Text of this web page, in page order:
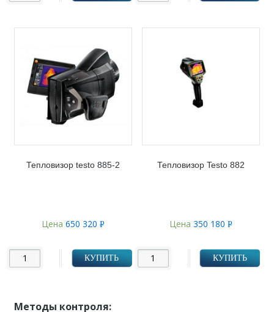
Тепловизор testo 885-2
Цена 650 320 Р
КУПИТЬ
Тепловизор Testo 882
Цена350 180Р
КУПИТЬ
Методы контроля: